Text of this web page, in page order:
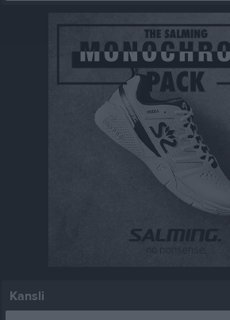
Kansli